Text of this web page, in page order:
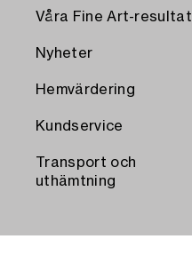
Våra Fine Art-resultat
Nyheter
Hemvärdering
Kundservice
Transport och
uthämtning